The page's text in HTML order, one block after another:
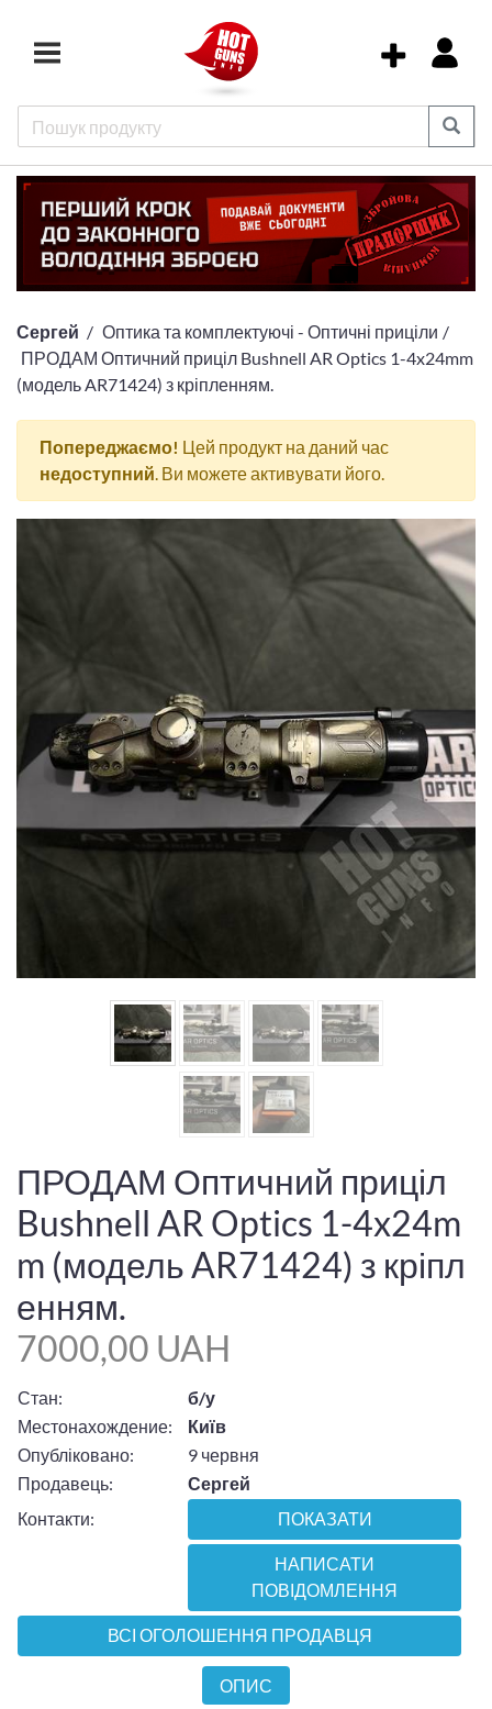
Сергей
Оптика та комплектуючі - Оптичні приціли
ПРОДАМ Оптичний приціл Bushnell AR Optics 1-4x24mm
(модель AR71424) з кріпленням.
Попереджаємо! Цей продукт на даний час
недоступний. Ви можете активувати його.
ПРОДАМ Оптичний приціл
Bushnell AR Optics 1-4x24m
m (модель AR71424) з кріпл
енням.
7000,00 UAH
Стан:
б/у
Местонахождение:
Київ
Опубліковано:
9 червня
Продавець:
Сергей
Контакти:
ПОКАЗАТИ
НАПИСАТИ
ПОВІДОМЛЕННЯ
ВСІ ОГОЛОШЕННЯ ПРОДАВЦЯ
ОПИС